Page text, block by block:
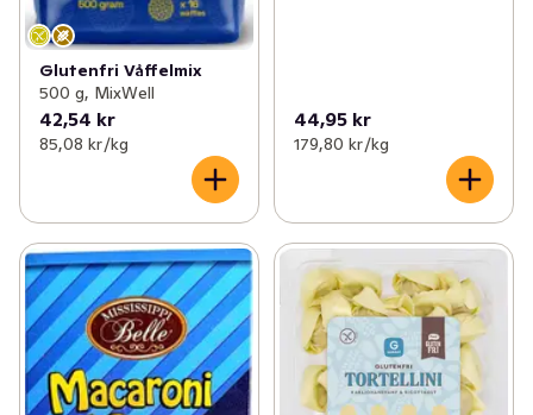
Glutenfri Våffelmix
500 g, MixWell
42,54 kr
85,08 kr /kg
44,95 kr
179,80 kr /kg